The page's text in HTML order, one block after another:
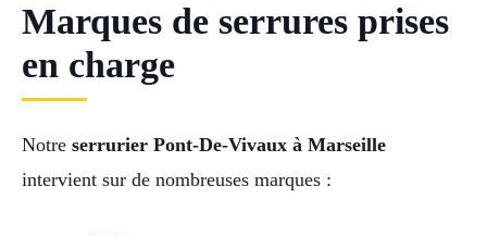
Marques de serrures prises
en charge
Notre serrurier Pont-De-Vivaux à Marseille
intervient sur de nombreuses marques :